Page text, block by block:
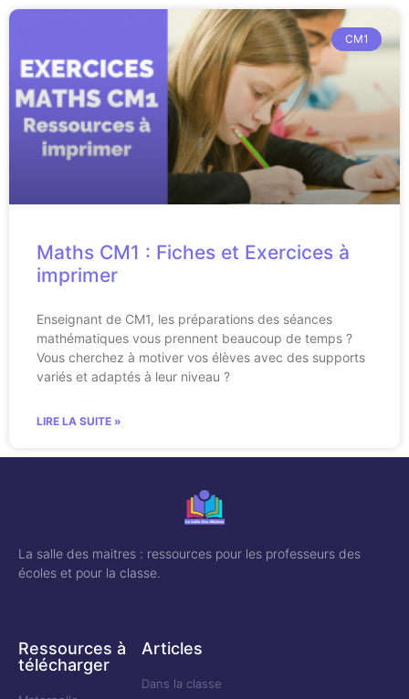
CM1
Maths CM1 : Fiches et Exercices à
imprimer
Enseignant de CM1, les préparations des séances
mathématiques vous prennent beaucoup de temps ?
Vous cherchez à motiver vos élèves avec des supports
variés et adaptés à leur niveau ?
LIRE LA SUITE »
La salle des maitres : ressources pour les professeurs des
écoles et pour la classe.
Ressources à
télécharger
Articles
Dans la classe